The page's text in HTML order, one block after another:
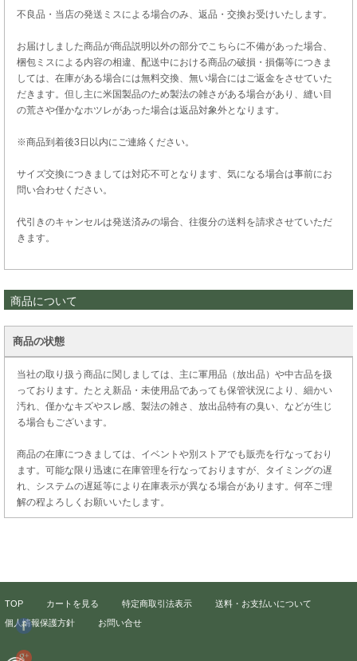
不良品・当店の発送ミスによる場合のみ、返品・交換お受けいたします。
お届けしました商品が商品説明以外の部分でこちらに不備があった場合、
梱包ミスによる内容の相違、配送中における商品の破損・損傷等につきま
しては、在庫がある場合には無料交換、無い場合にはご返金をさせていた
だきます。但し主に米国製品のため製法の雑さがある場合があり、縫い目
の荒さや僅かなホツレがあった場合は返品対象外となります。
※商品到着後3日以内にご連絡ください。
サイズ交換につきましては対応不可となります、気になる場合は事前にお
問い合わせください。
代引きのキャンセルは発送済みの場合、往復分の送料を請求させていただ
きます。
商品について
商品の状態
当社の取り扱う商品に関しましては、主に軍用品（放出品）や中古品を扱
っております。たとえ新品・未使用品であっても保管状況により、細かい
汚れ、僅かなキズやスレ感、製法の雑さ、放出品特有の臭い、などが生じ
る場合もございます。
商品の在庫につきましては、イベントや別ストアでも販売を行なっており
ます。可能な限り迅速に在庫管理を行なっておりますが、タイミングの遅
れ、システムの遅延等により在庫表示が異なる場合があります。何卒ご理
解の程よろしくお願いいたします。
TOP カートを見る 特定商取引法表示
送料・お支払いについて
個人情報保護方針
お問い合せ